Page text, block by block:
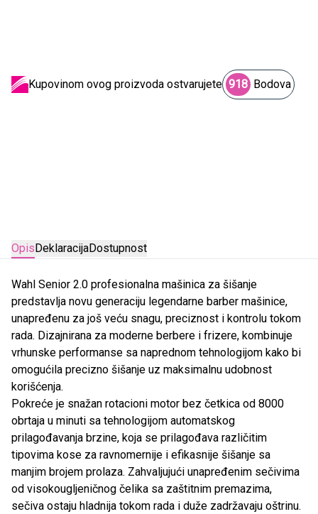
Kupovinom ovog proizvoda ostvarujete 918 Bodova
OpisDeklaracijaDostupnost
Wahl Senior 2.0 profesionalna mašinica za šišanje
predstavlja novu generaciju legendarne barber mašinice,
unapređenu za još veću snagu, preciznost i kontrolu tokom
rada. Dizajnirana za moderne berbere i frizere, kombinuje
vrhunske performanse sa naprednom tehnologijom kako bi
omogućila precizno šišanje uz maksimalnu udobnost
korišćenja.
Pokreće je snažan rotacioni motor bez četkica od 8000
obrtaja u minuti sa tehnologijom automatskog
prilagođavanja brzine, koja se prilagođava različitim
tipovima kose za ravnomernije i efikasnije šišanje sa
manjim brojem prolaza. Zahvaljujući unapređenim sečivima
od visokougljeničnog čelika sa zaštitnim premazima,
sečiva ostaju hladnija tokom rada i duže zadržavaju oštrinu.